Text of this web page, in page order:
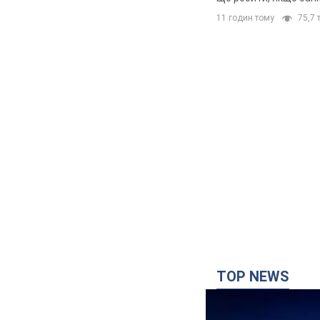
11 годин тому 75,7
TOP NEWS